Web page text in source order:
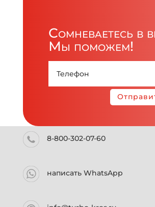
Сомневаетесь в
Мы поможем!
8-800-302-07-60
написать WhatsApp